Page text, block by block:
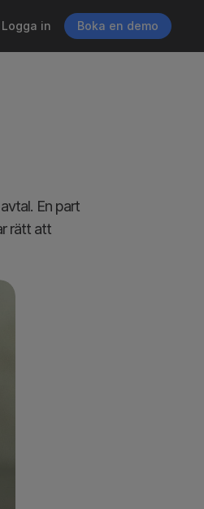
Logga in Boka en demo
En part
rätt att